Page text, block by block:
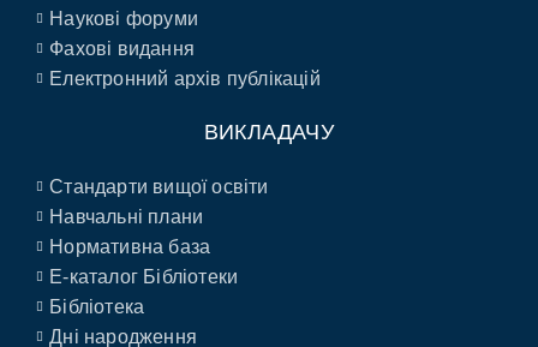
Наукові форуми
Фахові видання
Електронний архів публікацій
ВИКЛАДАЧУ
Стандарти вищої освіти
Навчальні плани
Нормативна база
E-каталог Бібліотеки
Бібліотека
Дні народження